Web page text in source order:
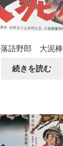
落語野郎 大泥棒
続きを読む